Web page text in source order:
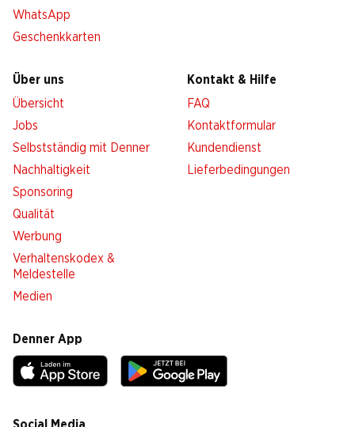
WhatsApp
Geschenkkarten
Über uns
Übersicht
Jobs
Selbstständig mit Denner
Nachhaltigkeit
Sponsoring
Qualität
Werbung
Verhaltenskodex &
Meldestelle
Medien
Kontakt & Hilfe
FAQ
Kontaktformular
Kundendienst
Lieferbedingungen
Denner App